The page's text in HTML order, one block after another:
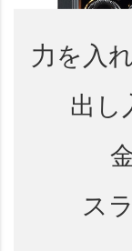
力を入
出し
ス